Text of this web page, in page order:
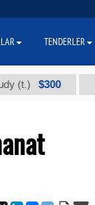
$300 "А"
TENDERLER